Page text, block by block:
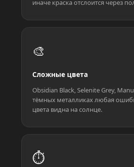
иначе краска отслоится через
🎨
Сложные цвета
Obsidian Black, Selenite Grey,
тёмных металликах любая
цвета видна на солнце.
⏱️